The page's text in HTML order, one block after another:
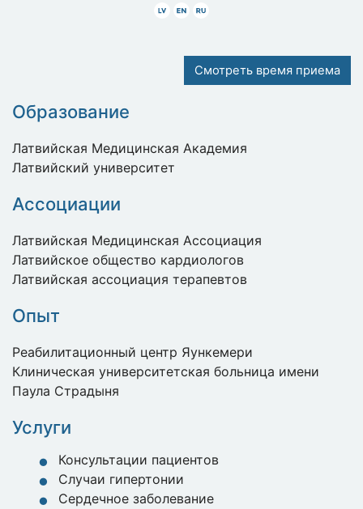
Latviski
AngliskiKrieviski
Смотреть время приема
Образование
Латвийская Медицинская Академия
Латвийский университет
Ассоциации
Латвийская Медицинская Ассоциация
Латвийское общество кардиологов
Латвийская ассоциация терапевтов
Опыт
Реабилитационный центр Яункемери
Клиническая университетская больница имени
Паула Страдыня
Услуги
Консультации пациентов
Случаи гипертонии
Сердечное заболевание